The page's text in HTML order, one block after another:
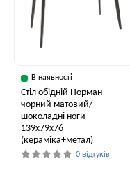
В наявності
Стіл обідній Норман
чорний матовий/
шоколадні ноги
139x79x76
(кераміка+метал)
0 відгуків